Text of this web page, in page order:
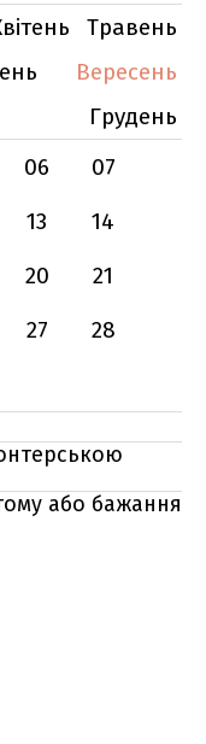
Травень
Вересень
Грудень
06
07
13
14
20
21
27
28
або бажання